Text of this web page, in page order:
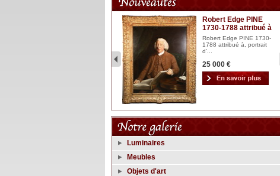
Robert Edge PINE
1730-1788 attribué à
Robert Edge PINE 1730-
1788 attribué à, portrait
d'...
25 000 €
Luminaires
Meubles
Objets d'art